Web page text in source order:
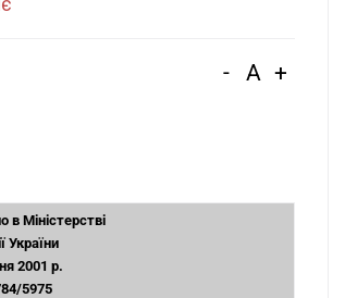
- A +
в Міністерстві
України
2001 р.
5975